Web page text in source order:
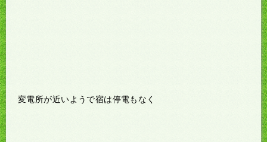
変電所が近いようで宿は停電もなく